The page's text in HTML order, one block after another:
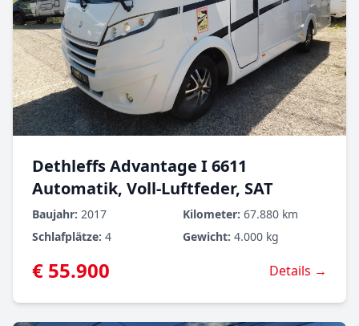
Dethleffs Advantage I 6611
Automatik, Voll-Luftfeder, SAT
Baujahr: 2017 Kilometer: 67.880 km
Schlafplätze: 4 Gewicht: 4.000 kg
€ 55.900 Details →